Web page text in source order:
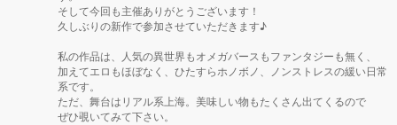
そして今回も主催ありがとうございます！
久しぶりの新作で参加させていただきます♪
私の作品は、人気の異世界もオメガバースもファンタジーも無く、
加えてエロもほぼなく、ひたすらホノボノ、ノンストレスの緩い日常
系です。
ただ、舞台はリアル系上海。美味しい物もたくさん出てくるので
ぜひ覗いてみて下さい。